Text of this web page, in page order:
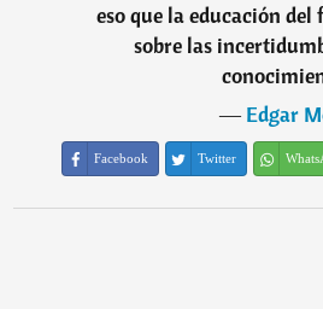
eso que la educación
sobre las
―Edgar
Facebook Twitter